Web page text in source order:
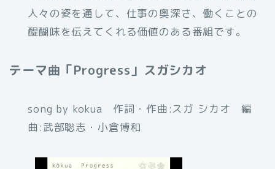
人々の姿を通して、仕事の奥深さ、働くことの
醍醐味を伝えてくれる価値のある番組です。
テーマ曲「Progress」スガシカオ
song by kokua 作詞・作曲:スガ シカオ 編
曲:武部聡志・小倉博和